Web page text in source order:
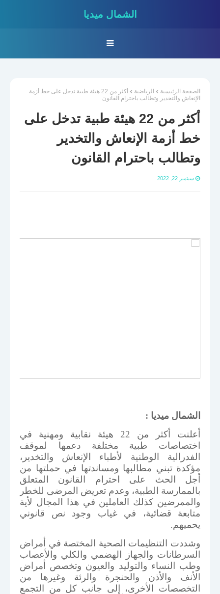
الشمال ميديا
الصفحة الرئيسية الرياضية
أكثر من 22 هيئة طبية تدخل على خط أزمة
الإنعاش والتخدير وتطالب باحترام القانون
أكثر من 22 هيئة طبية تدخل على
خط أزمة الإنعاش والتخدير
وتطالب باحترام القانون
سبتمبر 22, 2022
الشمال ميديا :
أعلنت أكثر من 22 هيئة نقابية ومهنية في
اختصاصات طبية مختلفة دعمها لموقف
الفدرالية الوطنية لأطباء الإنعاش والتخدير،
مؤكدة تبني مطالبها ومساندتها في حملتها من
أجل الحث على احترام القانون المتعلق
بالممارسة الطبية، وعدم تعريض المرضى للخطر
والممرضين كذلك العاملين في هذا المجال لأية
متابعة قضائية، في غياب وجود نص قانوني
يحميهم.
وشددت التنظيمات الصحية المختصة في أمراض
السرطانات والجهاز الهضمي والكلي والأعصاب
وطب النساء والتوليد والعيون وتخصص أمراض
الأنف والأذن والحنجرة والرئة وغيرها من
التخصصات الأخرى، إلى جانب كل من التجمع